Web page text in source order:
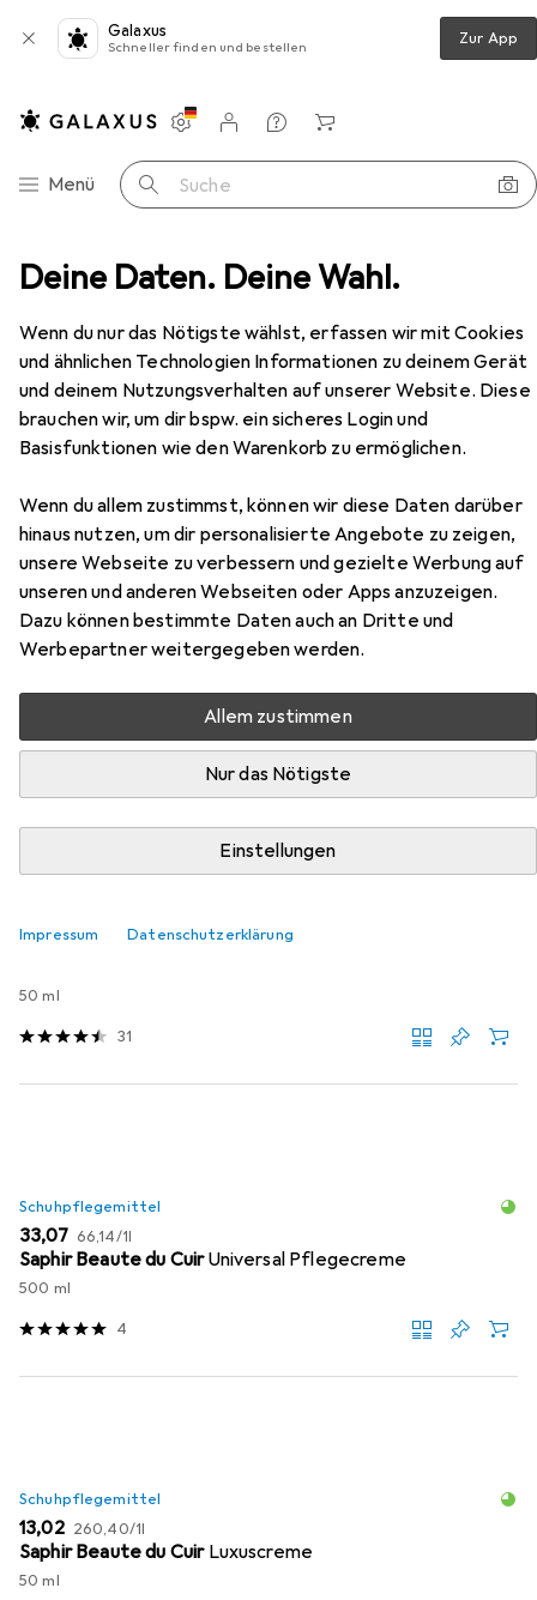
Deine Daten. Deine Wahl.
Wenn du nur das Nötigste wählst, erfassen wir mit Cookies
und ähnlichen Technologien Informationen zu deinem Gerät
und deinem Nutzungsverhalten auf unserer Website. Diese
brauchen wir, um dir bspw. ein sicheres Login und
Basisfunktionen wie den Warenkorb zu ermöglichen.
Wenn du allem zustimmst, können wir diese Daten darüber
hinaus nutzen, um dir personalisierte Angebote zu zeigen,
unsere Webseite zu verbessern und gezielte Werbung auf
unseren und anderen Webseiten oder Apps anzuzeigen.
Dazu können bestimmte Daten auch an Dritte und
Werbepartner weitergegeben werden.
Allem zustimmen
Nur das Nötigste
Einstellungen
Impressum Datenschutzerklärung
Galaxus
Schneller finden und bestellen Zur App
Navigation nach Kategorien
Menü Suche
Einstellungen
Kundenkonto
Vergleichslisten
Merklisten
Warenkorb
Palladium stiefeletten pampa sport cuff wps
EUR
123,19
Palladiumstiefeletten pampa sport
cuff wps
41
Zubehör für Palladium
stiefeletten pampa sport cuff
wps
Hier findest du passendes Zubehör zum Produkt Palladium
stiefeletten pampa sport cuff wps aus der Kategorie
EUR
14,– EUR
280,–
50 ml
31
Schuhpflegemittel
EUR
33,07 EUR
66,14/1l
Saphir Beaute du CuirUniversal Pflegecreme
500 ml
4
Schuhpflegemittel
EUR
13,02 EUR
260,40/1l
Saphir Beaute du Cuir Luxuscreme
50 ml